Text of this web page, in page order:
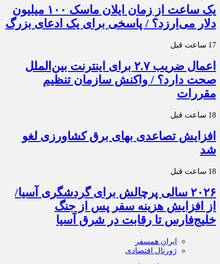
یک ساعت از زمان ایلان ماسک ۱۰۰ میلیون
دلار می‌ارزد؟ / پاسخی برای یک ادعای بزرگ
17 ساعت قبل
اعمال ضریب ۲.۷ برای اینترنت بین‌الملل
صحت دارد؟ / واکنش سازمان تنظیم
مقررات
18 ساعت قبل
افزایش تصاعدی بهای برق کشاورزی لغو
شد
18 ساعت قبل
۲۰۲۶ سالی پرچالش برای گردشگری آسیا/
از افزایش هزینه سفر پس از جنگ
خلیج‌فارس تا رقابت در شرق آسیا
ایران همسفر
ژورنال اقتصادی